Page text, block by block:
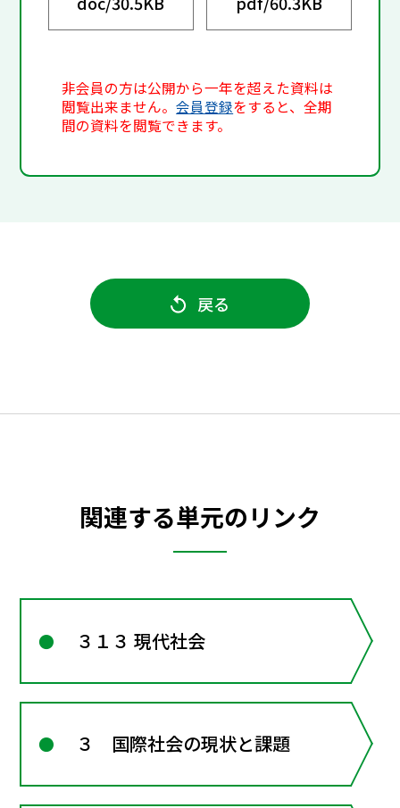
非会員の方は公開から一年を超えた資料は
閲覧出来ません。会員登録をすると、全期
間の資料を閲覧できます。
戻る
関連する単元のリンク
３１３ 現代社会
３ 国際社会の現状と課題